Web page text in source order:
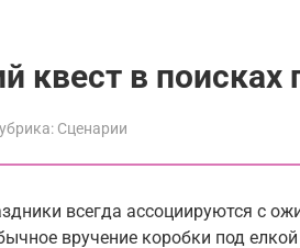
квест в поисках
Сценарии
всегда ассоциируются с
вручение коробки под